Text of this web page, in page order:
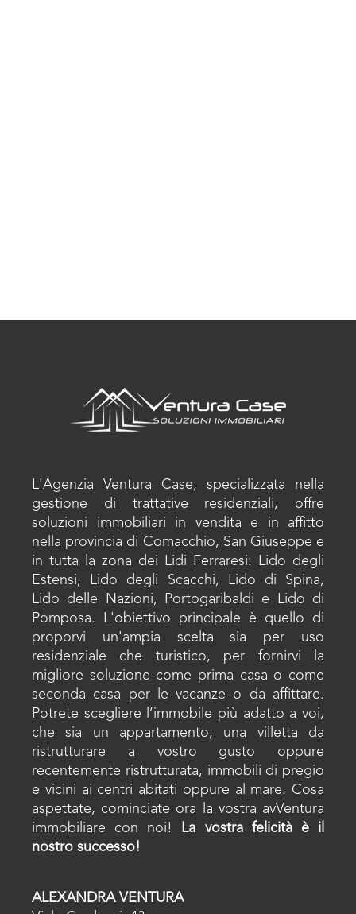
L'Agenzia Ventura Case, specializzata nella
gestione di trattative residenziali, offre
soluzioni immobiliari in vendita e in affitto
nella provincia di Comacchio, San Giuseppe e
in tutta la zona dei Lidi Ferraresi: Lido degli
Estensi, Lido degli Scacchi, Lido di Spina,
Lido delle Nazioni, Portogaribaldi e Lido di
Pomposa. L'obiettivo principale è quello di
proporvi un'ampia scelta sia per uso
residenziale che turistico, per fornirvi la
migliore soluzione come prima casa o come
seconda casa per le vacanze o da affittare.
Potrete scegliere l’immobile più adatto a voi,
che sia un appartamento, una villetta da
ristrutturare a vostro gusto oppure
recentemente ristrutturata, immobili di pregio
e vicini ai centri abitati oppure al mare. Cosa
aspettate, cominciate ora la vostra avVentura
immobiliare con noi!
La vostra felicità è il
nostro successo!
ALEXANDRA VENTURA